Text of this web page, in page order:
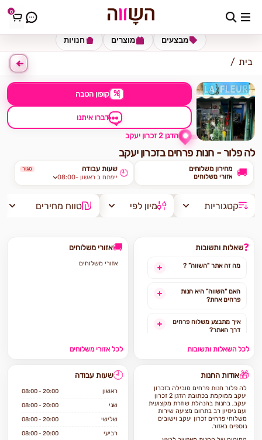
0 כתובת למשלוח הזינו כתובת
חנויות מוצרים מבצעים
בית
% קופון הטבה
דברו איתנו
הדגן 2 זכרון יעקב
לה פלור - חנות פרחים בזכרון יעקב
מחירון משלוחים
אזורי משלוחים 🚚 שעות עבודה סגור
08:00- ייפתח ב ראשון 🕘
קטגוריות מיון לפי טווח מחירים
❓שאלות ותשובות
מה זה אתר "השווה” ?
האם "השווה” היא חנות
פרחים אחת?
איך מתבצע משלוח פרחים
דרך האתר?
האם ניתן להזמין משלוח
להזמין משלוחים?
אילו מוצרים אפשר להזמין
באתר?
לכל השאלות ותשובות
🚚אזורי משלוחים
אזורי משלוחים
לכל אזורי משלוחים
🎁אודות החנות
לה פלור חנות פרחים מובילה בזכרון
יעקב ממוקמת בכתובת הדגן 2 זכרון
יעקב, בחנות בהנהלת שוזרת מקצועית
ועם ניסיון רב בתחום מציעה שירות
משלוחי פרחים זכרון יעקב וישובים
נוספים באזור.
🕘שעות עבודה
ראשון 08:00 - 20:00
שני 08:00 - 20:00
שלישי 08:00 - 20:00
רביעי 08:00 - 20:00